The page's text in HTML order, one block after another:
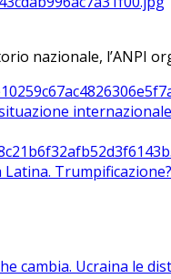
nazionale, l’ANPI
Latina. Trumpificazione?
cambia. Ucraina le